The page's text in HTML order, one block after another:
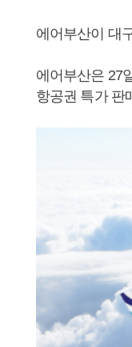
에어부산이 대
에어부산은 27
항공권 특가 판